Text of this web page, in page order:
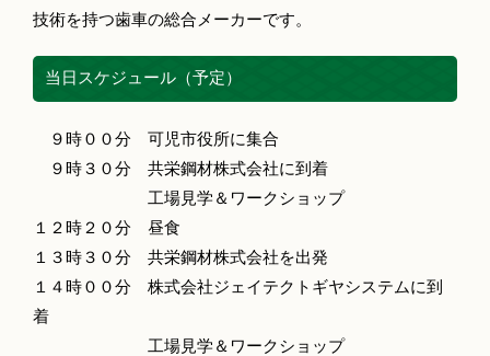
技術を持つ歯車の総合メーカーです。
当日スケジュール（予定）
９時００分 可児市役所に集合
９時３０分 共栄鋼材株式会社に到着
工場見学＆ワークショップ
１２時２０分 昼食
１３時３０分 共栄鋼材株式会社を出発
１４時００分 株式会社ジェイテクトギヤシステムに到
着
工場見学＆ワークショップ